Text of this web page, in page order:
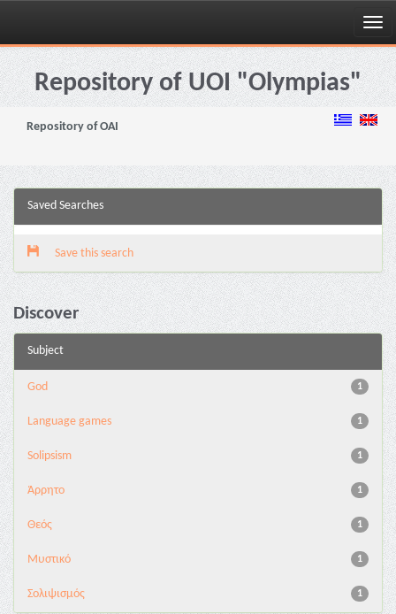
Skip
navigationRepository of UOI "Olympias"
Repository of OAI
Saved Searches
Save this search
Discover
Subject
1
God
1
Language games
1
Solipsism
1
Άρρητο
1
Θεός
1
Μυστικό
1
Σολιψισμός